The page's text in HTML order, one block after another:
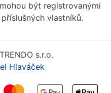
být registrovanými
vlastníků.
s.r.o.
Hlaváček